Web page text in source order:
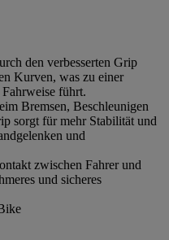
den verbesserten Grip
Kurven, was zu einer
führt.
Bremsen, Beschleunigen
sorgt für mehr Stabilität und
und
zwischen Fahrer und
und sicheres